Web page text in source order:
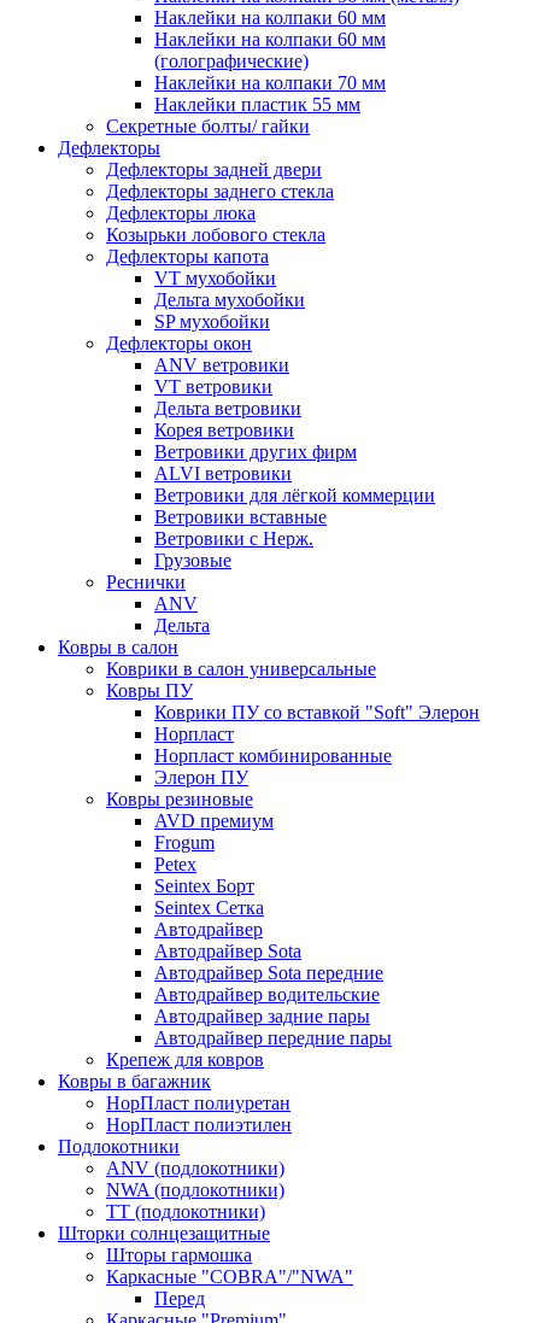
Наклейки на колпаки 60 мм
Наклейки на колпаки 60 мм
(голографические)
Наклейки на колпаки 70 мм
Наклейки пластик 55 мм
Секретные болты/ гайки
Дефлекторы
Дефлекторы задней двери
Дефлекторы заднего стекла
Дефлекторы люка
Козырьки лобового стекла
Дефлекторы капота
VT мухобойки
Дельта мухобойки
SP мухобойки
Дефлекторы окон
ANV ветровики
VT ветровики
Дельта ветровики
Корея ветровики
Ветровики других фирм
ALVI ветровики
Ветровики для лёгкой коммерции
Ветровики вставные
Ветровики с Нерж.
Грузовые
Реснички
ANV
Дельта
Ковры в салон
Коврики в салон универсальные
Ковры ПУ
Коврики ПУ со вставкой "Soft" Элерон
Норпласт
Норпласт комбинированные
Элерон ПУ
Ковры резиновые
AVD премиум
Frogum
Petex
Seintex Борт
Seintex Сетка
Автодрайвер
Автодрайвер Sota
Автодрайвер Sota передние
Автодрайвер водительские
Автодрайвер задние пары
Автодрайвер передние пары
Крепеж для ковров
Ковры в багажник
НорПласт полиуретан
НорПласт полиэтилен
Подлокотники
ANV (подлокотники)
NWA (подлокотники)
TT (подлокотники)
Шторки солнцезащитные
Шторы гармошка
Каркасные "COBRA"/"NWA"
Перед